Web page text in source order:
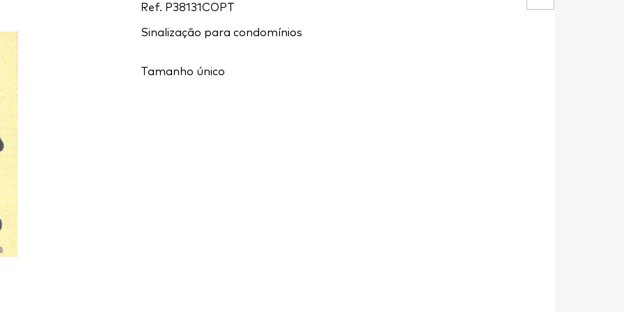
Ref. P38131COPT
Sinalização para condomínios
Tamanho único